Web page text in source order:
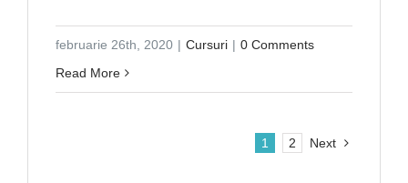
februarie 26th, 2020 | Cursuri | 0 Comments
Read More
1 2 Next